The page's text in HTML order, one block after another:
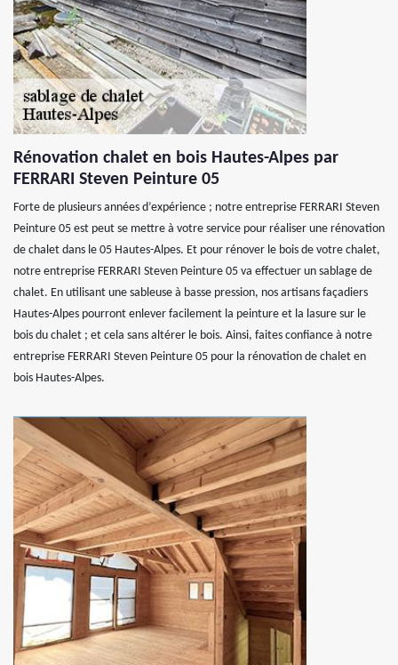
Rénovation chalet en bois Hautes-Alpes par
FERRARI Steven Peinture 05
Forte de plusieurs années d’expérience ; notre entreprise FERRARI Steven
Peinture 05 est peut se mettre à votre service pour réaliser une rénovation
de chalet dans le 05 Hautes-Alpes. Et pour rénover le bois de votre chalet,
notre entreprise FERRARI Steven Peinture 05 va effectuer un sablage de
chalet. En utilisant une sableuse à basse pression, nos artisans façadiers
Hautes-Alpes pourront enlever facilement la peinture et la lasure sur le
bois du chalet ; et cela sans altérer le bois. Ainsi, faites confiance à notre
entreprise FERRARI Steven Peinture 05 pour la rénovation de chalet en
bois Hautes-Alpes.